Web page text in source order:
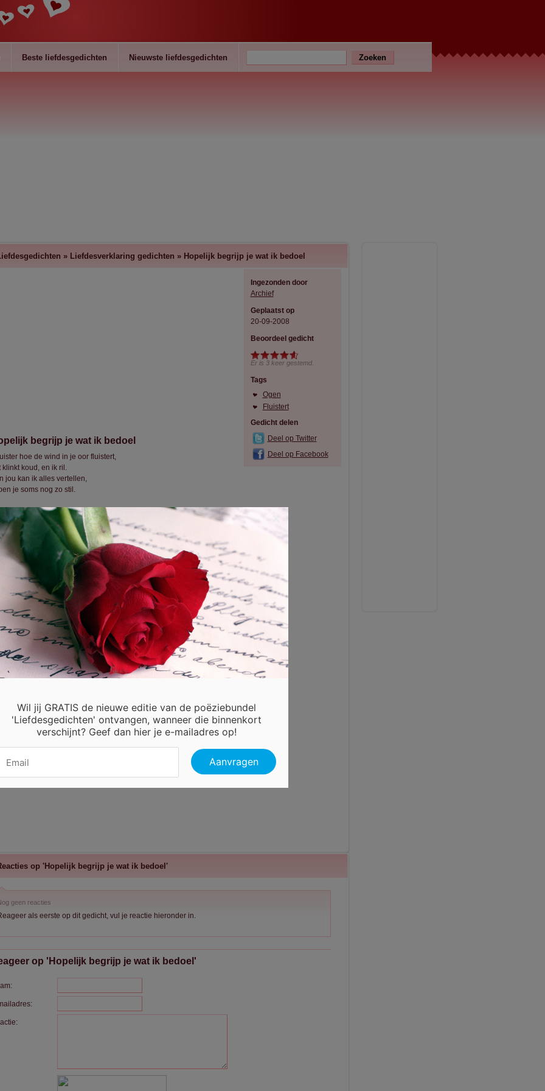
Beste liefdesgedichten Nieuwste liefdesgedichten
» Liefdesverklaring gedichten » Hopelijk begrijp je wat ik bedoel
Ingezonden door
Archief
Geplaatst op
20-09-2008
Beoordeel gedicht
Er is 3keer gestemd.
Tags
Ogen
Fluistert
Gedicht delen
Deel op Twitter
Deel op Facebook
begrijp je wat ik bedoel
hoe de wind in je oor fluistert,
klinkt koud, en ik ril.
jou kan ik alles vertellen,
je soms nog zo stil.
hoe de zon je stem verwarmt.
voelt vertrouwelijk en goed.
jou kan ik altijd praten,
nog: Ik moet.
kijk naar de diepee zeeen in je ogen,
ik bijna in verdrink.
een bootje vaar ik erover heen.
maar hopen dat ie niet zinkt.
proef de liefde die je geeft,
is een warm gevoel.
denk ik over jou,
begrijp je wat ik bedoel.
op 'Hopelijk begrijp je wat ik bedoel'
geen reacties
als eerste op dit gedicht, vul je reactie hieronder in.
op 'Hopelijk begrijp je wat ik bedoel'
Wil jij GRATIS de nieuwe editie van de poëziebundel
'Liefdesgedichten' ontvangen, wanneer die binnenkort
verschijnt? Geef dan hier je e-mailadres op!